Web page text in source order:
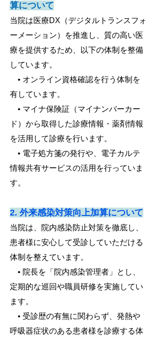
算について
当院は医療DX（デジタルトランスフォ
ーメーション）を推進し、質の高い医
療を提供するため、以下の体制を整備
しています。
• オンライン資格確認を行う体制を
有しています。
• マイナ保険証（マイナンバーカー
ド）から取得した診療情報・薬剤情報
を活用して診療を行います。
• 電子処方箋の発行や、電子カルテ
情報共有サービスの活用を行っていま
す。
2. 外来感染対策向上加算について
当院は、院内感染防止対策を徹底し、
患者様に安心して受診していただける
体制を整えています。
• 院長を「院内感染管理者」とし、
定期的な巡回や職員研修を実施してい
ます。
• 受診歴の有無に関わらず、発熱や
呼吸器症状のある患者様を診療する体